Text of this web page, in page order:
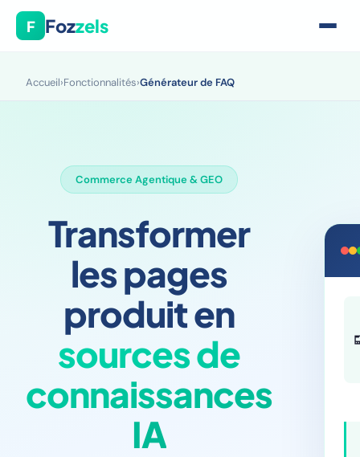
F Fozzels
Accueil›Fonctionnalités›Générateur de FAQ
Commerce Agentique & GEO
Transformer
les pages
produit en
sources de
connaissances
IA